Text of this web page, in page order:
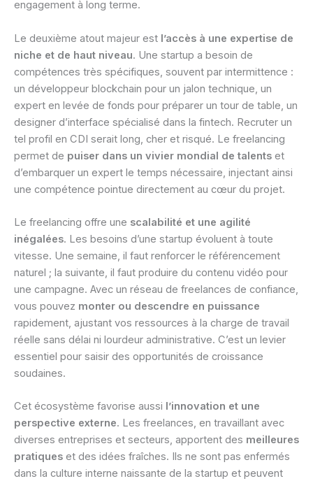
engagement à long terme.
Le deuxième atout majeur est l’accès à une expertise de
niche et de haut niveau. Une startup a besoin de
compétences très spécifiques, souvent par intermittence :
un développeur blockchain pour un jalon technique, un
expert en levée de fonds pour préparer un tour de table, un
designer d’interface spécialisé dans la fintech. Recruter un
tel profil en CDI serait long, cher et risqué. Le freelancing
permet de puiser dans un vivier mondial de talents et
d’embarquer un expert le temps nécessaire, injectant ainsi
une compétence pointue directement au cœur du projet.
Le freelancing offre une scalabilité et une agilité
inégalées. Les besoins d’une startup évoluent à toute
vitesse. Une semaine, il faut renforcer le référencement
naturel ; la suivante, il faut produire du contenu vidéo pour
une campagne. Avec un réseau de freelances de confiance,
vous pouvez monter ou descendre en puissance
rapidement, ajustant vos ressources à la charge de travail
réelle sans délai ni lourdeur administrative. C’est un levier
essentiel pour saisir des opportunités de croissance
soudaines.
Cet écosystème favorise aussi l’innovation et une
perspective externe. Les freelances, en travaillant avec
diverses entreprises et secteurs, apportent des meilleures
pratiques et des idées fraîches. Ils ne sont pas enfermés
dans la culture interne naissante de la startup et peuvent